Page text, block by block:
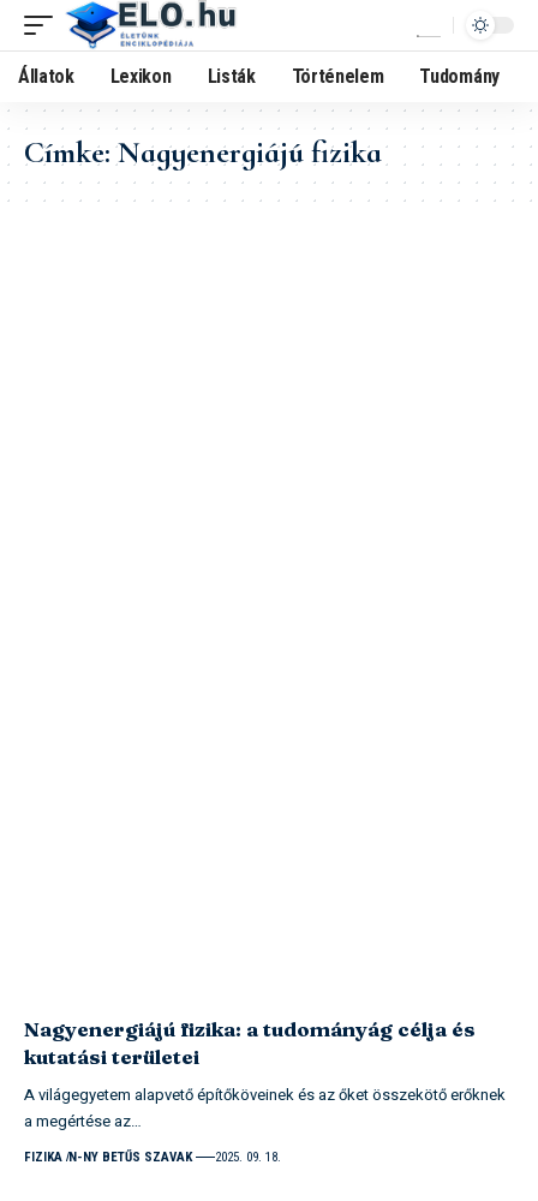
Állatok Lexikon Listák Történelem Tudomány
Címke:Nagyenergiájú fizika
Nagyenergiájú fizika: a tudományág célja és
kutatási területei
A világegyetem alapvető építőköveinek és az őket összekötő erőknek
a megértése az…
FIZIKA N-NY BETŰS SZAVAK 2025. 09. 18.